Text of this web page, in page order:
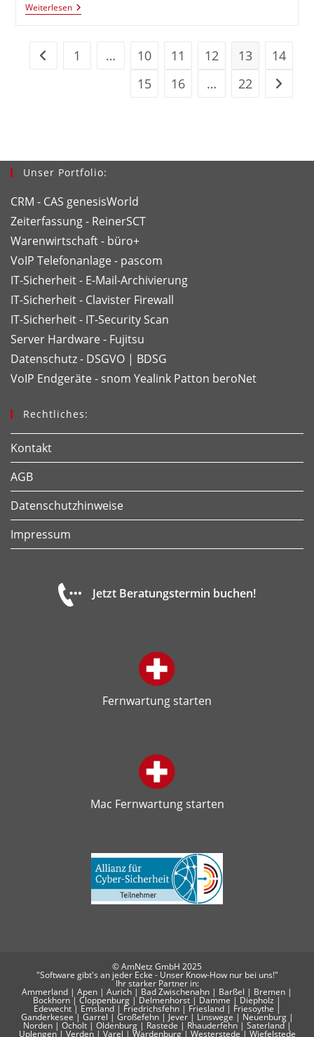
WeiterlesenLDI
NRW:
Und
Kontaktdaten
Zur vorherigen Seite
1 … 10 11 12 13
14
15
16 … 22 Zur
Unser Portfolio:
CRM - CAS genesisWorld
Zeiterfassung - ReinerSCT
Warenwirtschaft - büro+
VoIP Telefonanlage - pascom
IT-Sicherheit - E-Mail-Archivierung
IT-Sicherheit - Clavister Firewall
IT-Sicherheit - IT-Security Scan
Server Hardware - Fujitsu
Datenschutz - DSGVO | BDSG
VoIP Endgeräte - snom Yealink Patton beroNet
Rechtliches:
Kontakt
AGB
Datenschutzhinweise
Impressum
Jetzt Beratungstermin buchen!
Fernwartung starten
Mac Fernwartung starten
© AmNetz GmbH 2025
"Software gibt's an jeder Ecke - Unser Know-How nur bei uns!"
Ihr starker Partner in:
Ammerland | Apen | Aurich | Bad Zwischenahn | Barßel | Bremen |
Bockhorn | Cloppenburg | Delmenhorst | Damme | Diepholz |
Edewecht | Emsland | Friedrichsfehn | Friesland | Friesoythe |
Ganderkesee | Garrel | Großefehn | Jever | Linswege | Neuenburg |
Norden | Ocholt | Oldenburg | Rastede | Rhauderfehn | Saterland |
Uplengen | Verden | Varel | Wardenburg | Westerstede | Wiefelstede